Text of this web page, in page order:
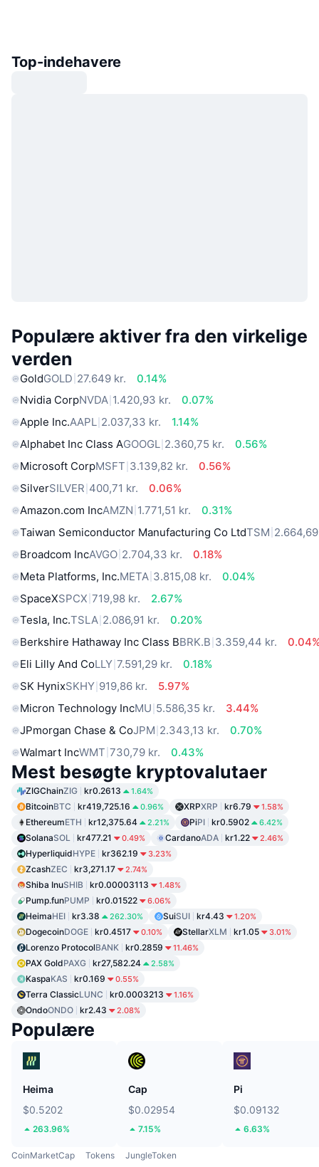
Top-indehavere
Populære aktiver fra den virkelige
verden
GoldGOLD 27.649 kr.
0.14%
Nvidia CorpNVDA 1.420,93 kr.
0.07%
Apple Inc.AAPL 2.037,33 kr.
1.14%
Alphabet Inc Class AGOOGL 2.360,75 kr.
0.56%
Microsoft CorpMSFT 3.139,82 kr.
0.56%
SilverSILVER 400,71 kr.
0.06%
Amazon.com IncAMZN 1.771,51 kr.
0.31%
Taiwan Semiconductor Manufacturing Co LtdTSM
Broadcom IncAVGO 2.704,33 kr.
0.18%
Meta Platforms, Inc.META 3.815,08 kr.
0.04%
SpaceXSPCX 719,98 kr.
2.67%
Tesla, Inc.TSLA 2.086,91 kr.
0.20%
Berkshire Hathaway Inc Class BBRK.B 3.359,44 kr.
Eli Lilly And CoLLY 7.591,29 kr.
0.18%
SK HynixSKHY 919,86 kr.
5.97%
Micron Technology IncMU 5.586,35 kr.
3.44%
JPmorgan Chase & CoJPM 2.343,13 kr.
0.70%
Walmart IncWMT 730,79 kr. 0.43%
Mest besøgte kryptovalutaer
ZIGChainZIG kr0.2613 1.64%
BitcoinBTC kr419,725.16 0.96% XRPXRP kr6.79 1.58%
EthereumETH kr12,375.64 2.21% PiPI kr0.5902 6.42%
SolanaSOL kr477.21 0.49% CardanoADA kr1.22 2.46%
HyperliquidHYPE kr362.19 3.23%
ZcashZEC kr3,271.17 2.74%
Shiba InuSHIB kr0.00003113 1.48%
Pump.funPUMP kr0.01522 6.06%
HeimaHEI kr3.38 262.30% SuiSUI kr4.43 1.20%
DogecoinDOGE kr0.4517 0.10% StellarXLM kr1.05 3.01%
Lorenzo ProtocolBANK kr0.2859 11.46%
PAX GoldPAXG kr27,582.24 2.58%
KaspaKAS kr0.169 0.55%
Terra ClassicLUNC kr0.0003213 1.16%
OndoONDO kr2.43 2.08%
Populære
Heima
$0.5202
263.96%
Cap
$0.02954
7.15%
Pi
$0.09132
6.63%
CoinMarketCap Tokens JungleToken